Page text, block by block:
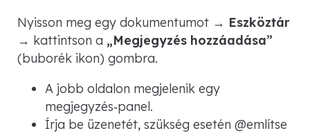
Nyisson meg egy dokumentumot → Eszköztár
→ kattintson a „Megjegyzés hozzáadása”
(buborék ikon) gombra.
A jobb oldalon megjelenik egy
megjegyzés‑panel.
Írja be üzenetét, szükség esetén @említse